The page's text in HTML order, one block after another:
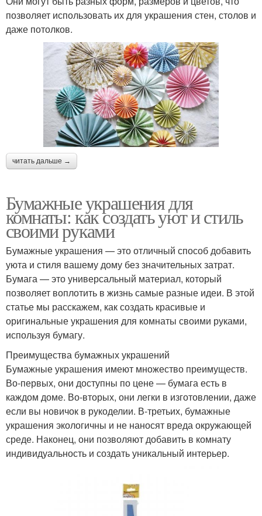
позволяет использовать их для украшения стен, столов и
даже потолков.
читать дальше →
Бумажные украшения для
комнаты: как создать уют и стиль
своими руками
Бумажные украшения — это отличный способ добавить
уюта и стиля вашему дому без значительных затрат.
Бумага — это универсальный материал, который
позволяет воплотить в жизнь самые разные идеи. В этой
статье мы расскажем, как создать красивые и
оригинальные украшения для комнаты своими руками,
используя бумагу.
Преимущества бумажных украшений
Бумажные украшения имеют множество преимуществ.
Во-первых, они доступны по цене — бумага есть в
каждом доме. Во-вторых, они легки в изготовлении, даже
если вы новичок в рукоделии. В-третьих, бумажные
украшения экологичны и не наносят вреда окружающей
среде. Наконец, они позволяют добавить в комнату
индивидуальность и создать уникальный интерьер.